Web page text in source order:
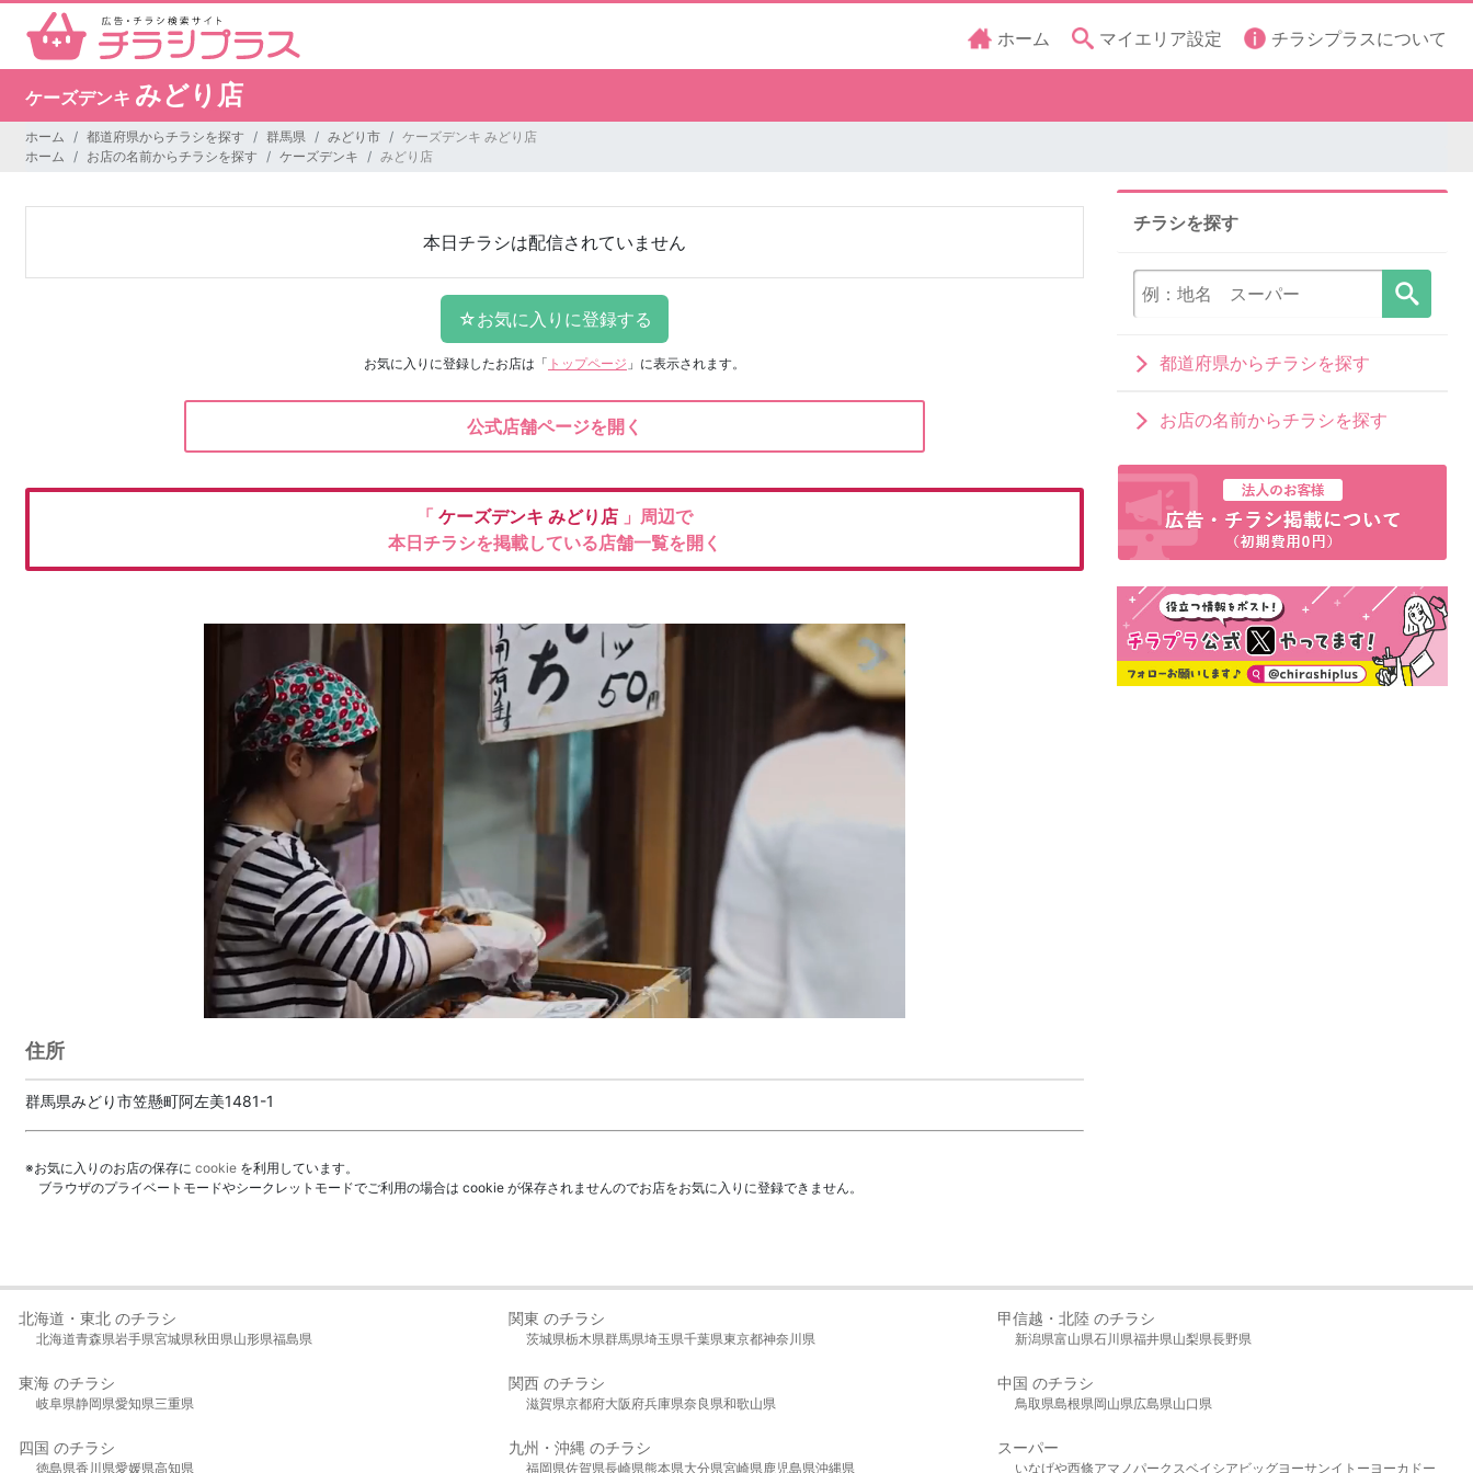
ホーム マイエリア設定 チラシプラスについて
ケーズデンキ みどり店
ホーム 都道府県からチラシを探す 群馬県 みどり市
ケーズデンキ みどり店
ホーム
お店の名前からチラシを探す ケーズデンキ みどり店
本日チラシは配信されていません
お気に入りに登録したお店は 「 トップページ 」に表示されます。
公式店舗ページを開く
「 ケーズデンキ みどり店 」周辺で
本日チラシを掲載している店舗一覧を開く
住所
群馬県みどり市笠懸町阿左美1481-1
※お気に入りのお店の保存に cookie を利用しています。
ブラウザのプライベートモードやシークレットモードでご利用の場合は cookie が保存されませんのでお店をお気に入りに登録できません。
チラシを探す
都道府県からチラシを探す
お店の名前からチラシを探す
北海道・東北 のチラシ
北海道青森県岩手県宮城県秋田県山形県福島県
関東 のチラシ
茨城県栃木県群馬県埼玉県千葉県東京都神奈川県
甲信越・北陸 のチラシ
新潟県富山県石川県福井県山梨県長野県
東海 のチラシ
岐阜県静岡県愛知県三重県
関西 のチラシ
滋賀県京都府大阪府兵庫県奈良県和歌山県
中国 のチラシ
鳥取県島根県岡山県広島県山口県
四国 のチラシ
徳島県香川県愛媛県高知県
九州・沖縄 のチラシ
福岡県佐賀県長崎県熊本県大分県宮崎県鹿児島県沖縄県
スーパー
いなげや西條アマノパークスベイシア ビッグヨーサンイトーヨーカドー